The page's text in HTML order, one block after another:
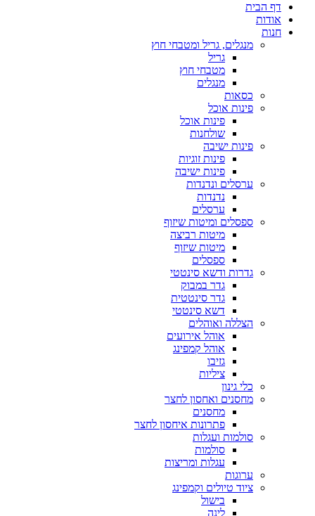
דף הבית
אודות
חנות
מנגלים, גריל ומטבחי חוץ
גריל
מטבחי חוץ
מנגלים
כסאות
פינות אוכל
פינות אוכל
שולחנות
פינות ישיבה
פינות זוגיות
פינות ישיבה
ערסלים ונדנדות
נדנדות
ערסלים
ספסלים ומיטות שיזוף
מיטות רביצה
מיטות שיזוף
ספסלים
גדרות ודשא סינטטי
גדר במבוק
גדר סינטטית
דשא סינטטי
הצללה ואוהלים
אוהל אירועים
אוהל קמפינג
גזיבו
ציליות
כלי גינון
מחסנים ואחסון לחצר
מחסנים
פתרונות איחסון לחצר
סולמות ועגלות
סולמות
עגלות ומריצות
ערוגות
ציוד טיולים וקמפינג
בישול
לינה